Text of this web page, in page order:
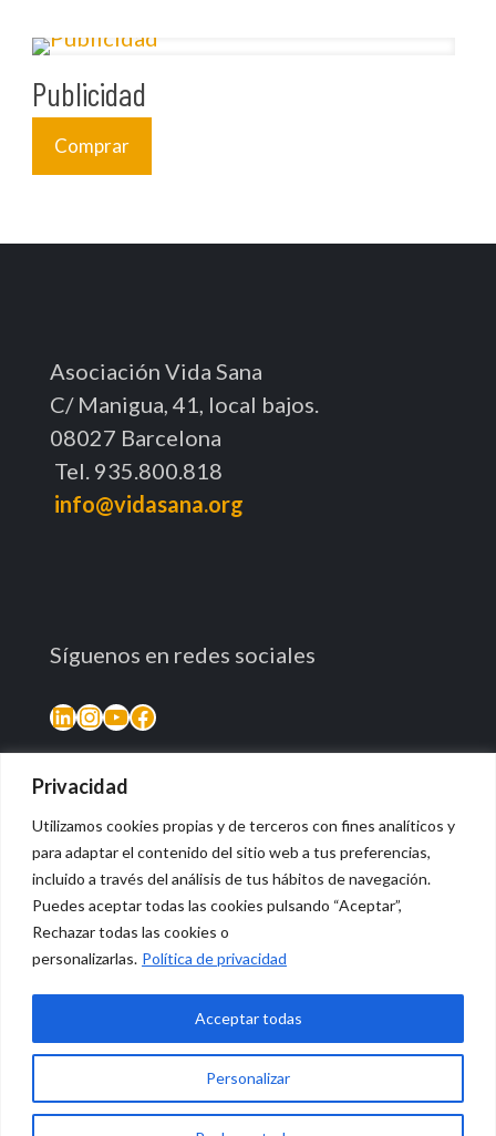
Privacidad
Utilizamos cookies propias y de terceros con fines analíticos y
para adaptar el contenido del sitio web a tus preferencias,
incluido a través del análisis de tus hábitos de navegación.
Puedes aceptar todas las cookies pulsando “Aceptar”,
Rechazar todas las cookies o
personalizarlas. Política de privacidad
Personalizar
Acceptar todas
Publicidad
Comprar
Asociación Vida Sana
C/ Manigua, 41, local bajos.
08027 Barcelona
Tel. 935.800.818
info@vidasana.org
Síguenos en redes sociales
LinkedIn
Instagram
YouTube
Facebook
© 2026 Vidasana | All Rights Reserved
Aviso legal
Política de privacidad
Política de devolución monetaria